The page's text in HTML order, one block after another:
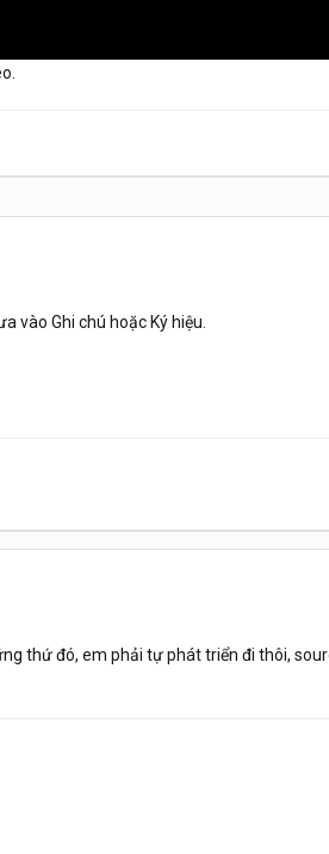
vào Ghi chú hoặc Ký hiệu.
thứ đó, em phải tự phát triển đi thôi,